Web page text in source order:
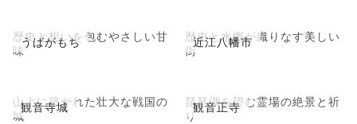
うばがもち
歴史と想いを包むやさしい甘
味
近江八幡市
歴史と水郷が織りなす美しい
街
観音寺城
山上に築かれた壮大な戦国の
城
観音正寺
琵琶湖を望む霊場の絶景と祈
り